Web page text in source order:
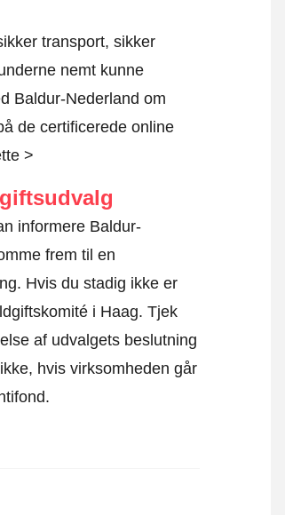
transport, sikker
nemt kunne
Baldur-Nederland om
de certificerede online
>
informere Baldur-
frem til en
Hvis du stadig ikke er
i Haag. Tjek
af udvalgets beslutning
hvis virksomheden går